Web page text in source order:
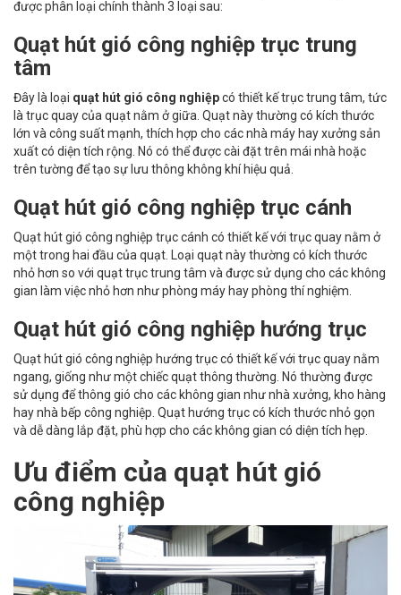
được phân loại chính thành 3 loại sau:
Quạt hút gió công nghiệp trục trung
tâm
Đây là loại quạt hút gió công nghiệpcó thiết kế trục trung tâm, tức
là trục quay của quạt nằm ở giữa. Quạt này thường có kích thước
lớn và công suất mạnh, thích hợp cho các nhà máy hay xưởng sản
xuất có diện tích rộng. Nó có thể được cài đặt trên mái nhà hoặc
trên tường để tạo sự lưu thông không khí hiệu quả.
Quạt hút gió công nghiệp trục cánh
Quạt hút gió công nghiệp trục cánh có thiết kế với trục quay nằm ở
một trong hai đầu của quạt. Loại quạt này thường có kích thước
nhỏ hơn so với quạt trục trung tâm và được sử dụng cho các không
gian làm việc nhỏ hơn như phòng máy hay phòng thí nghiệm.
Quạt hút gió công nghiệp hướng trục
Quạt hút gió công nghiệp hướng trục có thiết kế với trục quay nằm
ngang, giống như một chiếc quạt thông thường. Nó thường được
sử dụng để thông gió cho các không gian như nhà xưởng, kho hàng
hay nhà bếp công nghiệp. Quạt hướng trục có kích thước nhỏ gọn
và dễ dàng lắp đặt, phù hợp cho các không gian có diện tích hẹp.
Ưu điểm của quạt hút gió
công nghiệp